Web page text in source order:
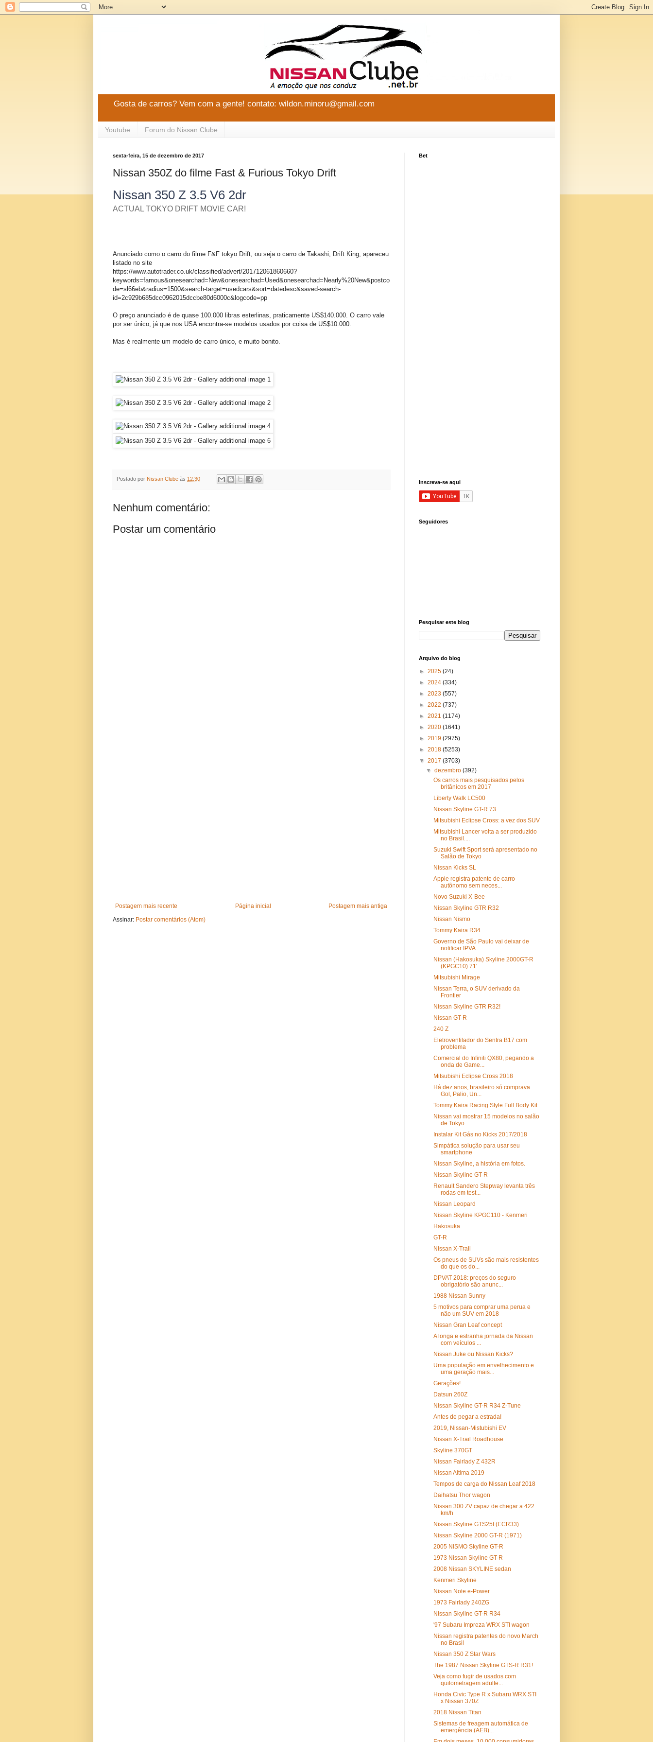
Gosta de carros? Vem com a gente! contato: wildon.minoru@gmail.com
Youtube Forum do Nissan Clube
sexta-feira, 15 de dezembro de 2017
Nissan 350Z do filme Fast & Furious Tokyo Drift
Nissan 350 Z 3.5 V6 2dr
ACTUAL TOKYO DRIFT MOVIE CAR!
Anunciado como o carro do filme F&F tokyo Drift, ou seja o carro de Takashi, Drift King, apareceu
listado no site
https://www.autotrader.co.uk/classified/advert/201712061860660?
keywords=famous&onesearchad=New&onesearchad=Used&onesearchad=Nearly%20New&postco
de=sl66eb&radius=1500&search-target=usedcars&sort=datedesc&saved-search-
id=2c929b685dcc0962015dccbe80d6000c&logcode=pp
O preço anunciado é de quase 100.000 libras esterlinas, praticamente US$140.000. O carro vale
por ser único, já que nos USA encontra-se modelos usados por coisa de US$10.000.
Mas é realmente um modelo de carro único, e muito bonito.
Postado por Nissan Clube às 12:30
Nenhum comentário:
Postar um comentário
Postagem mais recente Postagem mais antiga
Página inicial
Assinar: Postar comentários (Atom)
Bet
Inscreva-se aqui
Seguidores
Pesquisar este blog
Arquivo do blog
► 2025 (24)
► 2024 (334)
► 2023 (557)
► 2022 (737)
► 2021 (1174)
► 2020 (1641)
► 2019 (2975)
► 2018 (5253)
▼ 2017 (3703)
▼dezembro(392)
Os carros mais pesquisados pelos
britânicos em 2017
Liberty Walk LC500
Nissan Skyline GT-R 73
Mitsubishi Eclipse Cross: a vez dos SUV
Mitsubishi Lancer volta a ser produzido
no Brasil....
Suzuki Swift Sport será apresentado no
Salão de Tokyo
Nissan Kicks SL
Apple registra patente de carro
autônomo sem neces...
Novo Suzuki X-Bee
Nissan Skyline GTR R32
Nissan Nismo
Tommy Kaira R34
Governo de São Paulo vai deixar de
notificar IPVA ...
Nissan (Hakosuka) Skyline 2000GT-R
(KPGC10) 71'
Mitsubishi Mirage
Nissan Terra, o SUV derivado da
Frontier
Nissan Skyline GTR R32!
Nissan GT-R
240 Z
Eletroventilador do Sentra B17 com
problema
Comercial do Infiniti QX80, pegando a
onda de Game...
Mitsubishi Eclipse Cross 2018
Há dez anos, brasileiro só comprava
Gol, Palio, Un...
Tommy Kaira Racing Style Full Body Kit
Nissan vai mostrar 15 modelos no salão
de Tokyo
Instalar Kit Gás no Kicks 2017/2018
Simpática solução para usar seu
smartphone
Nissan Skyline, a história em fotos.
Nissan Skyline GT-R
Renault Sandero Stepway levanta três
rodas em test...
Nissan Leopard
Nissan Skyline KPGC110 - Kenmeri
Hakosuka
GT-R
Nissan X-Trail
Os pneus de SUVs são mais resistentes
do que os do...
DPVAT 2018: preços do seguro
obrigatório são anunc...
1988 Nissan Sunny
5 motivos para comprar uma perua e
não um SUV em 2018
Nissan Gran Leaf concept
A longa e estranha jornada da Nissan
com veículos ...
Nissan Juke ou Nissan Kicks?
Uma população em envelhecimento e
uma geração mais...
Gerações!
Datsun 260Z
Nissan Skyline GT-R R34 Z-Tune
Antes de pegar a estrada!
2019, Nissan-Mistubishi EV
Nissan X-Trail Roadhouse
Skyline 370GT
Nissan Fairlady Z 432R
Nissan Altima 2019
Tempos de carga do Nissan Leaf 2018
Daihatsu Thor wagon
Nissan 300 ZV capaz de chegar a 422
km/h
Nissan Skyline GTS25t (ECR33)
Nissan Skyline 2000 GT-R (1971)
2005 NISMO Skyline GT-R
1973 Nissan Skyline GT-R
2008 Nissan SKYLINE sedan
Kenmeri Skyline
Nissan Note e-Power
1973 Fairlady 240ZG
Nissan Skyline GT-R R34
'97 Subaru Impreza WRX STI wagon
Nissan registra patentes do novo March
no Brasil
Nissan 350 Z Star Wars
The 1987 Nissan Skyline GTS-R R31!
Veja como fugir de usados com
quilometragem adulte...
Honda Civic Type R x Subaru WRX STI
x Nissan 370Z
2018 Nissan Titan
Sistemas de freagem automática de
emergência (AEB)...